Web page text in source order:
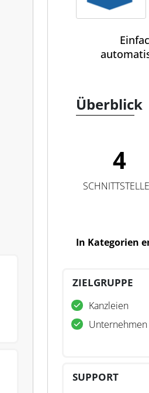
Überblick
4
In Kategorien
ZIELGRUPPE
Kanzleien
Unternehmen
SUPPORT